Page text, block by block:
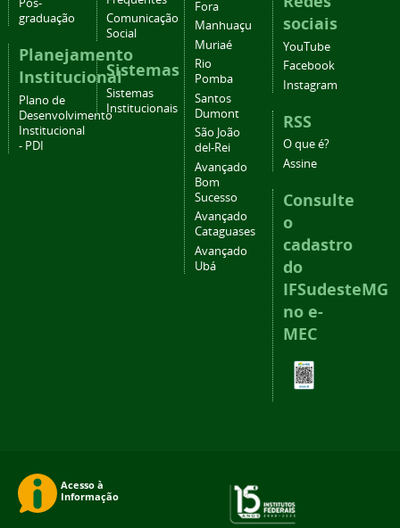
Pós-
graduação
Planejamento
Institucional
Plano de
Desenvolvimento
Institucional
- PDI
Comunicação
Social
Sistemas
Sistemas
Institucionais
Fora
Manhuaçu
Muriaé
Rio
Pomba
Santos
Dumont
São João
del-Rei
Avançado
Bom
Sucesso
Avançado
Cataguases
Avançado
Ubá
sociais
YouTube
Facebook
Instagram
RSS
O que é?
Assine
Consulte
o
cadastro
do
IFSudesteMG
no e-
MEC